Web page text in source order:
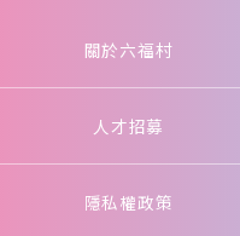
關於六福村
人才招募
隱私權政策